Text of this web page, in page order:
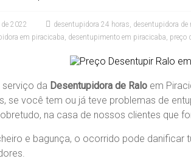
2022 desentupidora 24 horas, desentupidora de
em piracicaba, desentupimento em piracicaba, preço
serviço da Desentupidora de Ralo em
se você tem ou já teve problemas de
na casa de nossos clientes que
e bagunça, o ocorrido pode danificar